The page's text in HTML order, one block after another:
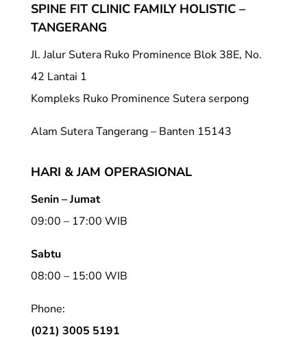
SPINE FIT CLINIC FAMILY HOLISTIC –
TANGERANG
Jl. Jalur Sutera Ruko Prominence Blok 38E, No.
42 Lantai 1
Kompleks Ruko Prominence Sutera serpong
Alam Sutera Tangerang – Banten 15143
HARI & JAM OPERASIONAL
Senin – Jumat
09:00 – 17:00 WIB
Sabtu
08:00 – 15:00 WIB
Phone:
(021) 3005 5191